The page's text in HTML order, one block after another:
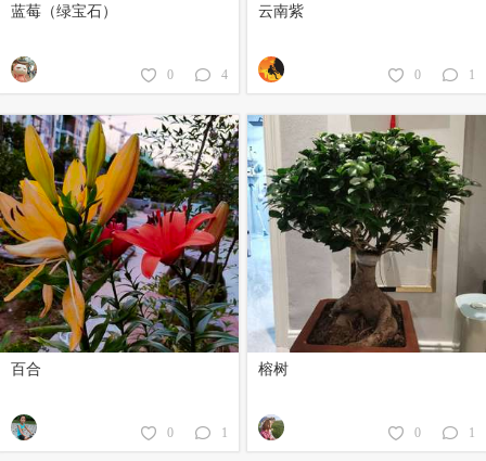
蓝莓（绿宝石）
0 4
云南紫
0 1
百合
0 1
榕树
0 1